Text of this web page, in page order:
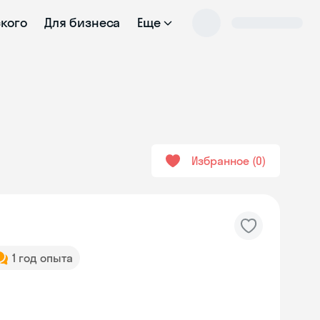
Для бизнеса Еще
Избранное 0
1 год опыта